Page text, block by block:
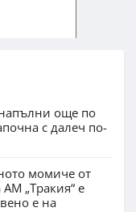
напълни още по
с далеч по-
момиче от
АМ „Тракия“ е
е на